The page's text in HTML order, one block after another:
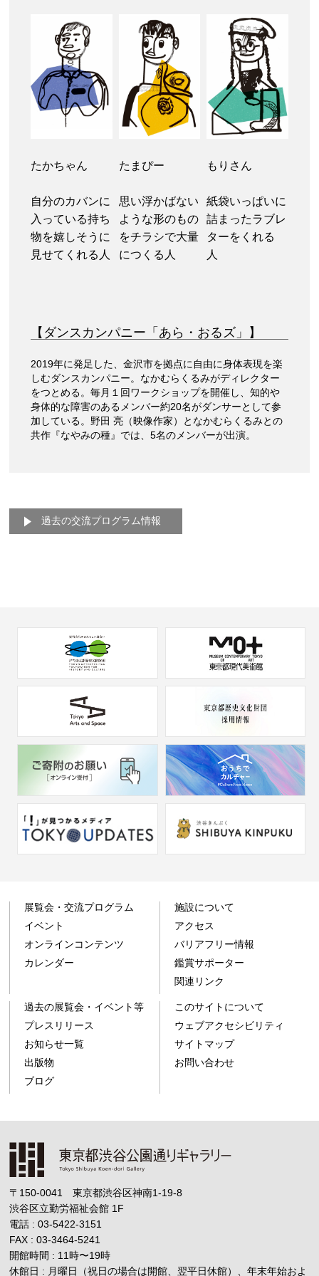
たかちゃん
自分のカバンに
入っている持ち
物を嬉しそうに
見せてくれる人
たまぴー
思い浮かばない
ような形のもの
をチラシで大量
につくる人
もりさん
紙袋いっぱいに
詰まったラブレ
ターをくれる
人
【ダンスカンパニー「あら・おるズ」】
2019年に発足した、金沢市を拠点に自由に身体表現を楽
しむダンスカンパニー。なかむらくるみがディレクター
をつとめる。毎月１回ワークショップを開催し、知的や
身体的な障害のあるメンバー約20名がダンサーとして参
加している。野田 亮（映像作家）となかむらくるみとの
共作『なやみの種』では、5名のメンバーが出演。
過去の交流プログラム情報
展覧会・交流プログラム
イベント
オンラインコンテンツ
カレンダー
施設について
アクセス
バリアフリー情報
鑑賞サポーター
関連リンク
過去の展覧会・イベント等
プレスリリース
お知らせ一覧
出版物
ブログ
このサイトについて
ウェブアクセシビリティ
サイトマップ
お問い合わせ
〒150-0041 東京都渋谷区神南1-19-8
渋谷区立勤労福祉会館 1F
電話 : 03-5422-3151
FAX : 03-3464-5241
開館時間 : 11時〜19時
休館日 : 月曜日（祝日の場合は開館、翌平日休館）、年末年始およ